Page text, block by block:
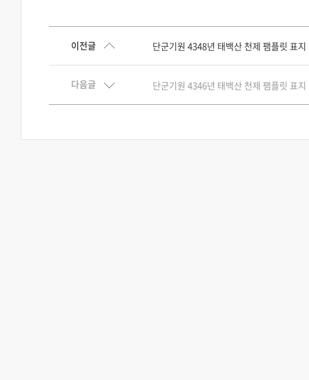
이전글 단군기원 4348년 태백산 천제 팸플릿 표지
다음글 단군기원 4346년 태백산 천제 팸플릿 표지